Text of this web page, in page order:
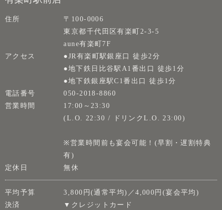
住所
〒100-0006
東京都千代田区有楽町2-3-5
aune有楽町7F
アクセス
●JR有楽町駅銀座口 徒歩2分
●地下鉄日比谷駅A1番出口 徒歩1分
●地下鉄銀座駅C1番出口 徒歩1分
電話番号
050-2018-8860
営業時間
17:00～23:30
(L.O. 22:30 / ドリンクL.O. 23:00)
※営業時間前も宴会可能！(早割・遅割特典
有)
定休日
無休
平均予算
3,800円(通常平均)／4,000円(宴会平均)
決済
▼クレジットカード